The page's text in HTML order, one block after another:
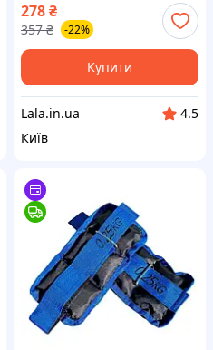
278₴
357 ₴ -22%
Купити
Lala.in.ua
4.5
Київ